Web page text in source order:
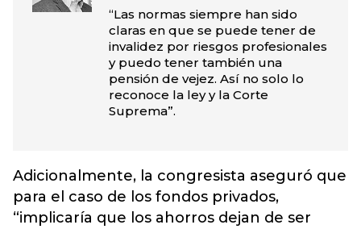
“Las normas siempre han sido
claras en que se puede tener de
invalidez por riesgos profesionales
y puedo tener también una
pensión de vejez. Así no solo lo
reconoce la ley y la Corte
Suprema”.
Adicionalmente, la congresista aseguró que
para el caso de los fondos privados,
“implicaría que los ahorros dejan de ser